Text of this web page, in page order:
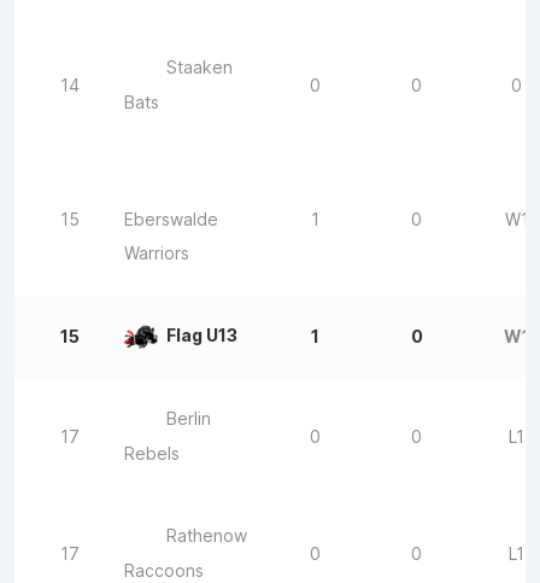
14
Staaken
Bats
0 0 0
15
Eberswalde
Warriors
1 0 W1
15 Flag U13 1 0 W1
17
Berlin
Rebels
0 0 L1
17
Rathenow
Raccoons
0 0 L1